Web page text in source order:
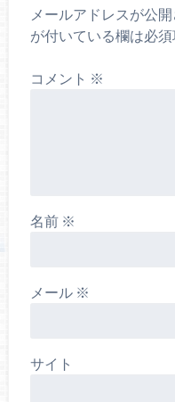
メールアドレスが公
が付いている欄は必
コメント ※
名前 ※
メール ※
サイト